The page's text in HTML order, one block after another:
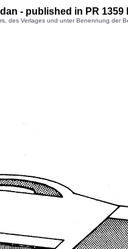
- published in PR 1359
Verlages und unter Benennung der